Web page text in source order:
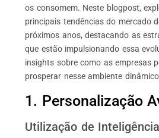
os consomem. Neste blogpost,
principais tendências do mercado
próximos anos, destacando as
que estão impulsionando essa
insights sobre como as empresas
prosperar nesse ambiente
1. Personalização
Utilização de